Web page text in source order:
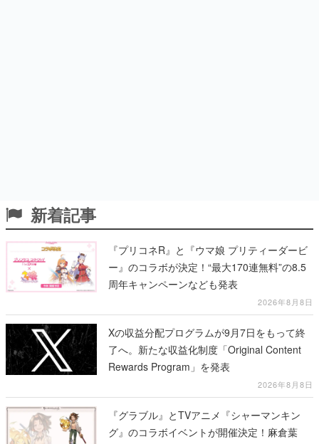
新着記事
『プリコネR』と『ウマ娘 プリティーダービ
ー』のコラボが決定！“最大170連無料”の8.5
周年キャンペーンなども発表
2026年8月8日
Xの収益分配プログラムが9月7日をもって終
了へ。新たな収益化制度「Original Content
Rewards Program」を発表
2026年8月8日
『グラブル』とTVアニメ『シャーマンキン
グ』のコラボイベントが開催決定！麻倉葉